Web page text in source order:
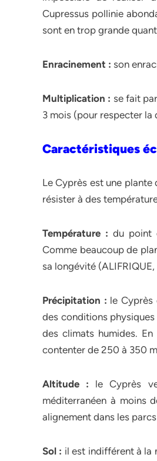
Cupressus pollinie
sont en trop grande
Enracinement : son
Multiplication : se fait
3 mois (pour respecter la
Caractéristiques
Le Cyprès est une
résister à des
Température : du point
Comme beaucoup de
sa longévité (ALIFRIQUE,
Précipitation : le Cyprès
des conditions
des climats humides.
contenter de 250 à 350
Altitude : le Cyprès
méditerranéen à moins
alignement dans les
Sol : il est indifférent à la